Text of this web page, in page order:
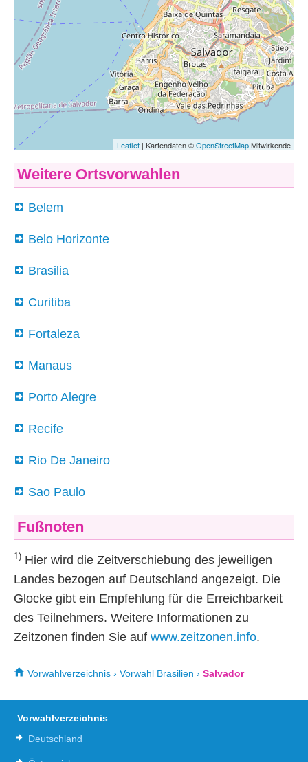
Weitere Ortsvorwahlen
Belem
Belo Horizonte
Brasilia
Curitiba
Fortaleza
Manaus
Porto Alegre
Recife
Rio De Janeiro
Sao Paulo
Fußnoten
1) Hier wird die Zeitverschiebung des jeweiligen
Landes bezogen auf Deutschland angezeigt. Die
Glocke gibt ein Empfehlung für die Erreichbarkeit
des Teilnehmers. Weitere Informationen zu
Zeitzonen finden Sie auf www.zeitzonen.info.
Vorwahlverzeichnis › Vorwahl Brasilien › Salvador
Vorwahlverzeichnis
Deutschland